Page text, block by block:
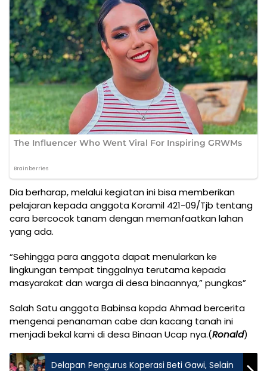
Dia berharap, melalui kegiatan ini bisa memberikan
pelajaran kepada anggota Koramil 421-09/Tjb tentang
cara bercocok tanam dengan memanfaatkan lahan
yang ada.
“Sehingga para anggota dapat menularkan ke
lingkungan tempat tinggalnya terutama kepada
masyarakat dan warga di desa binaannya,” pungkas”
Salah Satu anggota Babinsa kopda Ahmad bercerita
mengenai penanaman cabe dan kacang tanah ini
menjadi bekal kami di desa Binaan Ucap nya.(Ronald)
Delapan Pengurus Koperasi Beti Gawi, Selain